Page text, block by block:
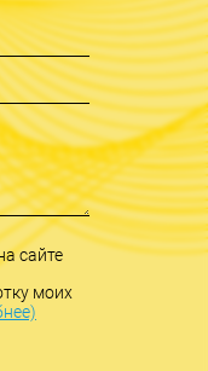
сайте
моих